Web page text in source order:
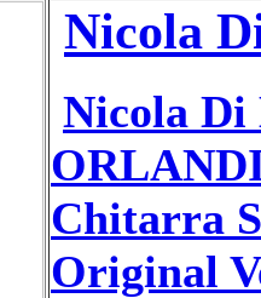
Nicola
Nicola
Chitarra
Original